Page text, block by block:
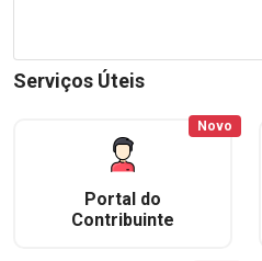
Serviços Úteis
Portal do
Contribuinte
Novo